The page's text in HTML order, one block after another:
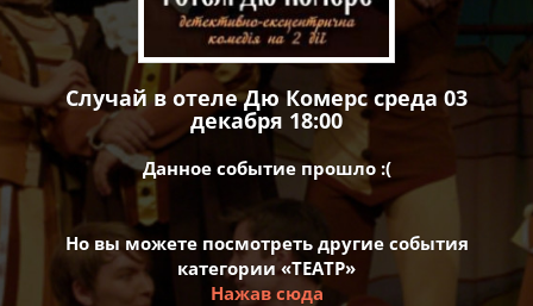
Случай в отеле Дю Комерс среда 03
декабря 18:00
Данное событие прошло :(
Но вы можете посмотреть другие события
категории «ТЕАТР»
Нажав сюда